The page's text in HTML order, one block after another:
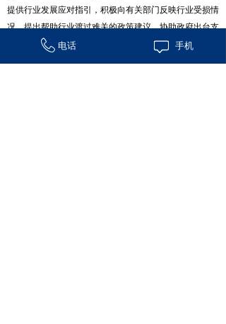
提供行业发展应对指引，积极向有关部门反映行业受损情
况，提出帮助行业渡过难关的政策建议，协助政府出台支
持政策，提振市场信心。
电话 手机